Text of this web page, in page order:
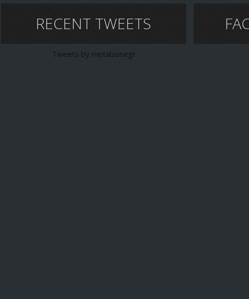
RECENT TWEETS
Tweets by metalzonegr